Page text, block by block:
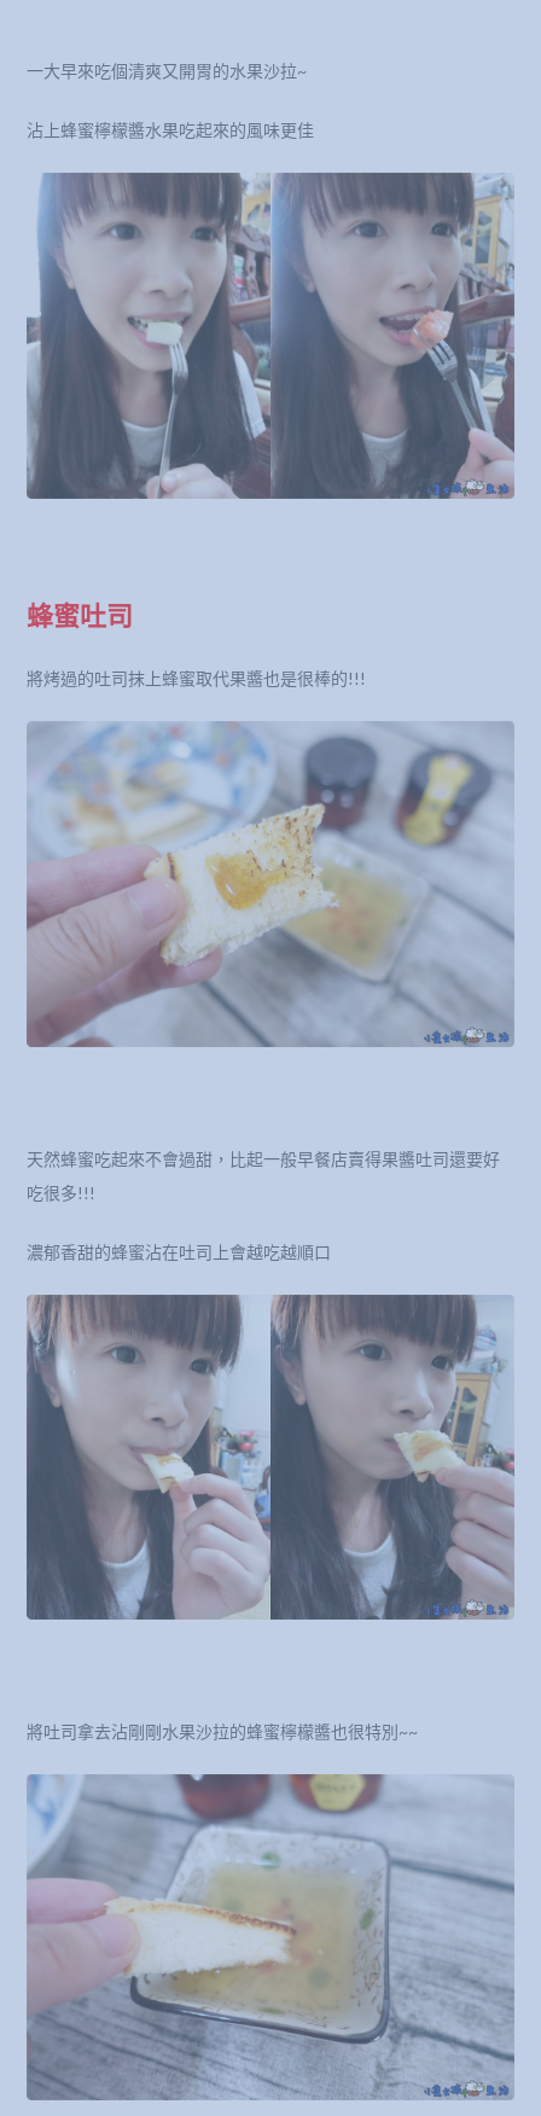
一大早來吃個清爽又開胃的水果沙拉~
沾上蜂蜜檸檬醬水果吃起來的風味更佳
蜂蜜吐司
將烤過的吐司抹上蜂蜜取代果醬也是很棒的!!!
天然蜂蜜吃起來不會過甜，比起一般早餐店賣得果醬吐司還要好
吃很多!!!
濃郁香甜的蜂蜜沾在吐司上會越吃越順口
將吐司拿去沾剛剛水果沙拉的蜂蜜檸檬醬也很特別~~